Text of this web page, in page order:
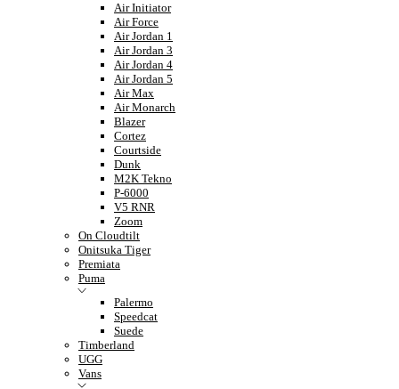
Air Initiator
Air Force
Air Jordan 1
Air Jordan 3
Air Jordan 4
Air Jordan 5
Air Max
Air Monarch
Blazer
Cortez
Courtside
Dunk
M2K Tekno
P-6000
V5 RNR
Zoom
On Cloudtilt
Onitsuka Tiger
Premiata
Puma
Palermo
Speedcat
Suede
Timberland
UGG
Vans